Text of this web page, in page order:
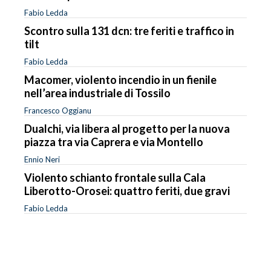
Fabio Ledda
Scontro sulla 131 dcn: tre feriti e traffico in
tilt
Fabio Ledda
Macomer, violento incendio in un fienile
nell’area industriale di Tossilo
Francesco Oggianu
Dualchi, via libera al progetto per la nuova
piazza tra via Caprera e via Montello
Ennio Neri
Violento schianto frontale sulla Cala
Liberotto-Orosei: quattro feriti, due gravi
Fabio Ledda